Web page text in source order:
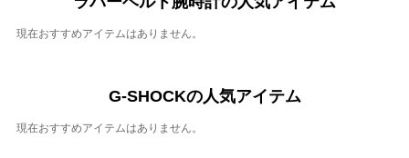
現在おすすめアイテムはありません。
G-SHOCKの人気アイテム
現在おすすめアイテムはありません。